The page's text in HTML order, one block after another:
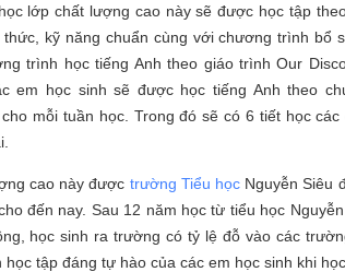
lớp chất lượng cao này sẽ được học tập
kỹ năng chuẩn cùng với chương trình bổ
trình học tiếng Anh theo giáo trình Our
em học sinh sẽ được học tiếng Anh theo
mỗi tuần học. Trong đó sẽ có 6 tiết học
cao này được trường Tiểu học Nguyễn Siêu
đến nay. Sau 12 năm học từ tiểu học
học sinh ra trường có tỷ lệ đỗ vào các
tập đáng tự hào của các em học sinh khi